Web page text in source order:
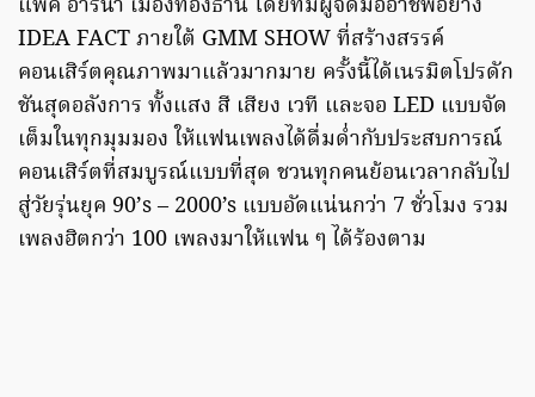
IDEA FACT ภายใต้ GMM SHOW ที่สร้างสรรค์
คอนเสิร์ตคุณภาพมาแล้วมากมาย ครั้งนี้ได้เนรมิตโปรดัก
ชันสุดอลังการ ทั้งแสง สี เสียง เวที และจอ LED แบบจัด
เต็มในทุกมุมมอง ให้แฟนเพลงได้ดื่มด่ำกับประสบการณ์
คอนเสิร์ตที่สมบูรณ์แบบที่สุด ชวนทุกคนย้อนเวลากลับไป
สู่วัยรุ่นยุค 90’s – 2000’s แบบอัดแน่นกว่า 7 ชั่วโมง รวม
เพลงฮิตกว่า 100 เพลงมาให้แฟน ๆ ได้ร้องตาม